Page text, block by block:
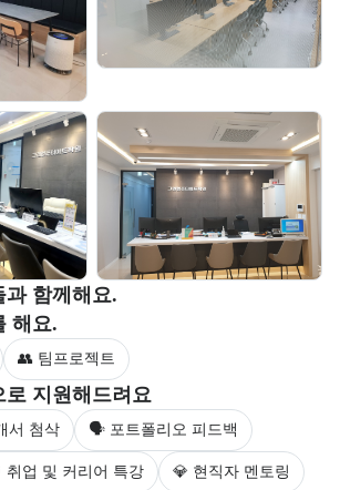
과 함께해요.
목록으로 안내한다.
해요.
행하는 프로젝트 유형을 안내한다.
👥 팀프로젝트
로 지원해드려요
상으로 제공되는 취업 지원 서비스를 안내한다.
서 첨삭 🗣 포트폴리오 피드백
취업 및 커리어 특강 💎 현직자 멘토링